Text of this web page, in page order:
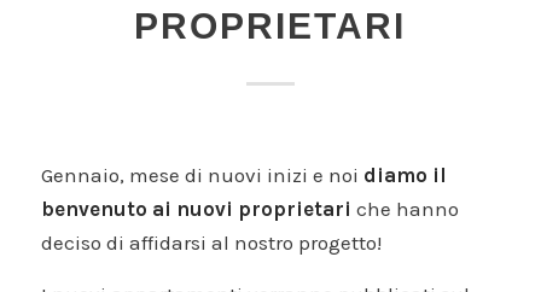
PROPRIETARI
Gennaio, mese di nuovi inizi e noi diamo il
benvenuto ai nuovi proprietari che hanno
deciso di affidarsi al nostro progetto!